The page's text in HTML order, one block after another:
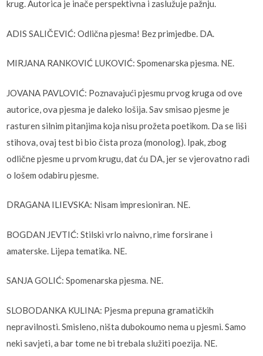
krug. Autorica je inače perspektivna i zaslužuje pažnju.
ADIS SALIČEVIĆ: Odlična pjesma! Bez primjedbe. DA.
MIRJANA RANKOVIĆ LUKOVIĆ: Spomenarska pjesma. NE.
JOVANA PAVLOVIĆ: Poznavajući pjesmu prvog kruga od ove
autorice, ova pjesma je daleko lošija. Sav smisao pjesme je
rasturen silnim pitanjima koja nisu prožeta poetikom. Da se liši
stihova, ovaj test bi bio čista proza (monolog). Ipak, zbog
odlične pjesme u prvom krugu, dat ću DA, jer se vjerovatno radi
o lošem odabiru pjesme.
DRAGANA ILIEVSKA: Nisam impresioniran. NE.
BOGDAN JEVTIĆ: Stilski vrlo naivno, rime forsirane i
amaterske. Lijepa tematika. NE.
SANJA GOLIĆ: Spomenarska pjesma. NE.
SLOBODANKA KULINA: Pjesma prepuna gramatičkih
nepravilnosti. Smisleno, ništa dubokoumo nema u pjesmi. Samo
neki savjeti, a bar tome ne bi trebala služiti poezija. NE.